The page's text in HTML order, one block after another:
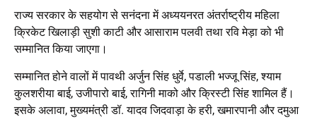
राज्य सरकार के सहयोग से सनंदना में अध्ययनरत अंतर्राष्ट्रीय महिला
क्रिकेट खिलाड़ी सुशी काटी और आसाराम पलवी तथा रवि मेड़ा को भी
सम्मानित किया जाएगा।
सम्मानित होने वालों में पावथी अर्जुन सिंह धुर्वे, पडाली भज्जू सिंह, श्याम
कुलशरीया बाई, उजीपारो बाई, रागिनी माको और क्रिस्टी सिंह शामिल हैं।
इसके अलावा, मुख्यमंत्री डॉ. यादव जिदवाड़ा के हरी, खमारपानी और दमुआ